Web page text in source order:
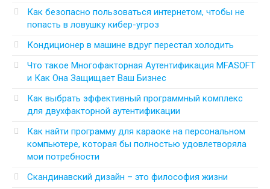
Как безопасно пользоваться интернетом, чтобы не
попасть в ловушку кибер-угроз
Кондиционер в машине вдруг перестал холодить
Что такое Многофакторная Аутентификация MFASOFT
и Как Она Защищает Ваш Бизнес
Как выбрать эффективный программный комплекс
для двухфакторной аутентификации
Как найти программу для караоке на персональном
компьютере, которая бы полностью удовлетворяла
мои потребности
Скандинавский дизайн – это философия жизни